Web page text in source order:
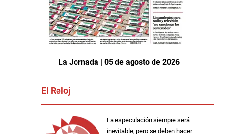
La Jornada | 05 de agosto de 2026
El Reloj
La especulación siempre será
inevitable, pero se deben hacer